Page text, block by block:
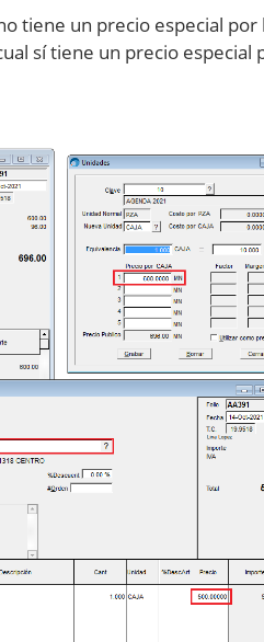
tiene un precio especial
sí tiene un precio especial